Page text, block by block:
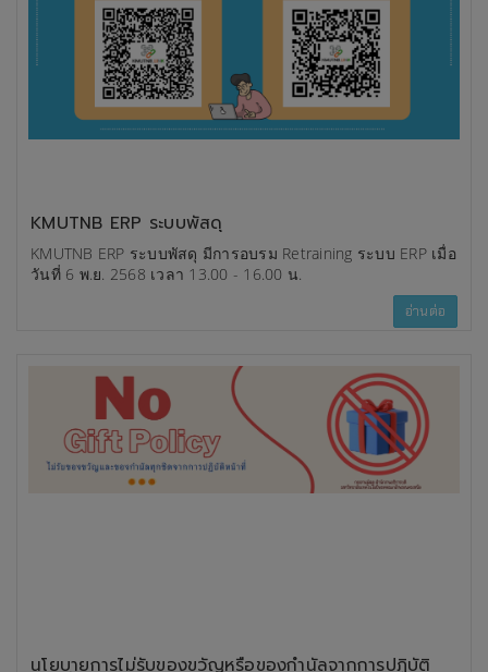
KMUTNB ERP ระบบพัสดุ
KMUTNB ERP ระบบพัสดุ มีการอบรม Retraining ระบบ ERP เมื่อ
วันที่ 6 พ.ย. 2568 เวลา 13.00 - 16.00 น.
อ่านต่อ
นโยบายการไม่รับของขวัญหรือของกำนัลจากการปฏิบัติ